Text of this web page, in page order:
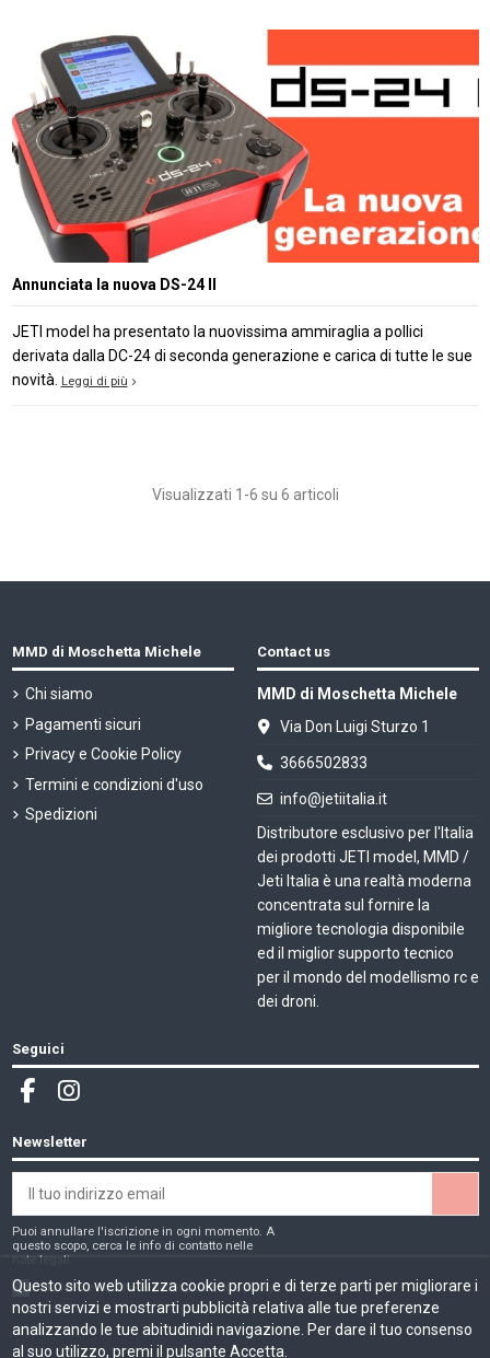
Annunciata la nuova DS-24 II
JETI model ha presentato la nuovissima ammiraglia a pollici
derivata dalla DC-24 di seconda generazione e carica di tutte le sue
novità.
Leggi di più
Visualizzati 1-6 su 6 articoli
MMD di Moschetta Michele
Chi siamo
Pagamenti sicuri
Privacy e Cookie Policy
Termini e condizioni d'uso
Spedizioni
Contact us
MMD di Moschetta Michele
Via Don Luigi Sturzo 1
3666502833
info@jetiitalia.it
Distributore esclusivo per l'Italia
dei prodotti JETI model, MMD /
Jeti Italia è una realtà moderna
concentrata sul fornire la
migliore tecnologia disponibile
ed il miglior supporto tecnico
per il mondo del modellismo rc e
dei droni.
Questo sito web utilizza cookie propri e di terze parti per migliorare i
nostri servizi e mostrarti pubblicità relativa alle tue preferenze
analizzando le tue abitudinidi navigazione. Per dare il tuo consenso
al suo utilizzo, premi il pulsante Accetta.
Seguici
Newsletter
Puoi annullare l'iscrizione in ogni momento. A
questo scopo, cerca le info di contatto nelle
note legali.
Ho letto e accetto la privacy e cookie policy